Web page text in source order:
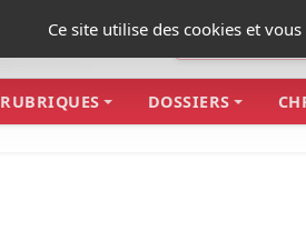
Ce site utilise des cookies et
RUBRIQUES DOSSIERS